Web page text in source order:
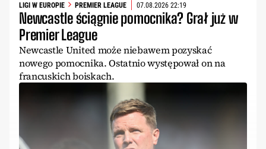
LIGI W EUROPIE PREMIER LEAGUE 07.08.2026 22:19
Newcastle ściągnie pomocnika? Grał już w
Premier League
Newcastle United może niebawem pozyskać
nowego pomocnika. Ostatnio występował on na
francuskich boiskach.